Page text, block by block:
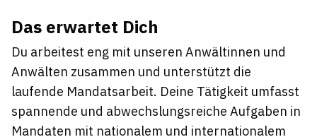
Das erwartet Dich
Du arbeitest eng mit unseren Anwältinnen und
Anwälten zusammen und unterstützt die
laufende Mandatsarbeit. Deine Tätigkeit umfasst
spannende und abwechslungsreiche Aufgaben in
Mandaten mit nationalem und internationalem